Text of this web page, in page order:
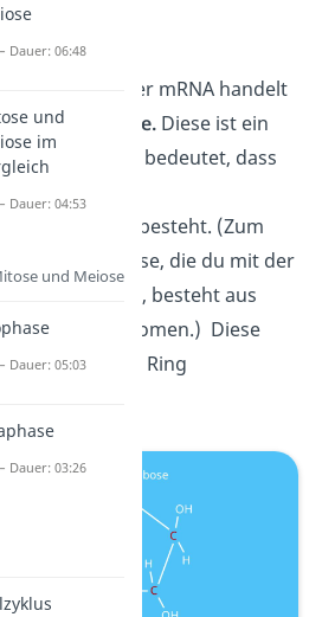
Zucker in der mRNA handelt
um die
Ribose. Diese ist ein
Das bedeutet, dass
aus fünf
besteht. (Zum
Die Glucose, die du mit der
aufnimmst, besteht aus
Kohlenstoffatomen.) Diese
sind in einem Ring
Dauer: 06:48
und
im
Dauer: 04:53
und Meiose
Dauer: 05:03
Dauer: 03:26